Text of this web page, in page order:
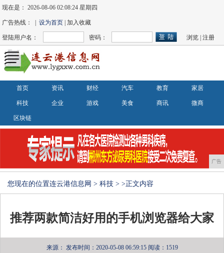
现在是：2026-08-06 02:08:24 星期四
广告热线： |设为首页 | 加入收藏
登陆用户名： 密码： 浏览 |注册
首页 资讯 财经 汽车 教育 家居
科技 企业 游戏 美食 商讯 微商
区块链
广告
您现在的位置连云港信息网 > 科技 > >正文内容
推荐两款简洁好用的手机浏览器给大家
来源： 发布时间：2020-05-08 06:59:15 阅读：1519